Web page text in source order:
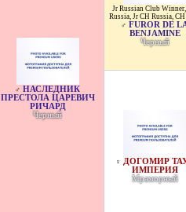
♂ НАСЛЕДНИК
ПРЕСТОЛА ЦАРЕВИЧ
РИЧАРД
Черный
Jr Russian Club Winner
Russia, Jr CH Russia, CH
♂ FUROR DE
BENJAMINE
Черный
♀ ДОГОМИР
ИМПЕРИЯ
Мраморный